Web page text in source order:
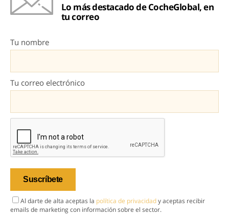
Lo más destacado de CocheGlobal, en
tu correo
Tu nombre
Tu correo electrónico
Al darte de alta aceptas la política de privacidady aceptas recibir
emails de marketing con información sobre el sector.